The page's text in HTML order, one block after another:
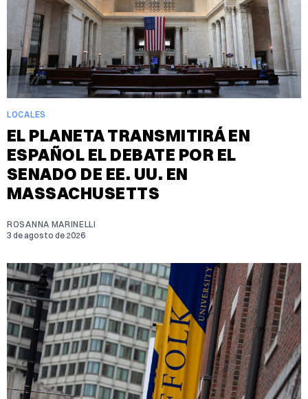
LOCALES
EL PLANETA TRANSMITIRÁ EN
ESPAÑOL EL DEBATE POR EL
SENADO DE EE. UU. EN
MASSACHUSETTS
ROSANNA MARINELLI
3 de agosto de 2026